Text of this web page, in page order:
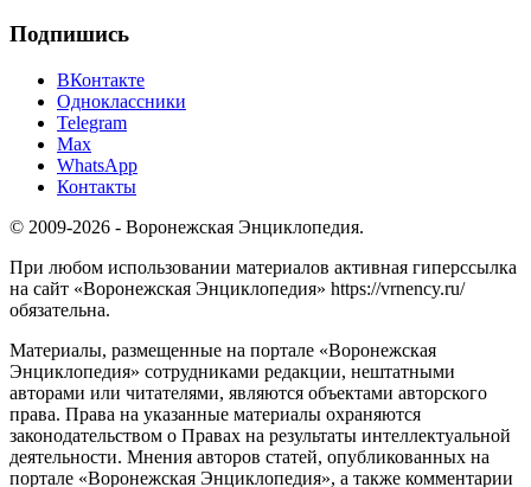
Подпишись
ВКонтакте
Одноклассники
Telegram
Max
WhatsApp
Контакты
© 2009-2026 - Воронежская Энциклопедия.
При любом использовании материалов активная гиперссылка
на сайт «Воронежская Энциклопедия» https://vrnency.ru/
обязательна.
Материалы, размещенные на портале «Воронежская
Энциклопедия» сотрудниками редакции, нештатными
авторами или читателями, являются объектами авторского
права. Права на указанные материалы охраняются
законодательством о Правах на результаты интеллектуальной
деятельности. Мнения авторов статей, опубликованных на
портале «Воронежская Энциклопедия», а также комментарии